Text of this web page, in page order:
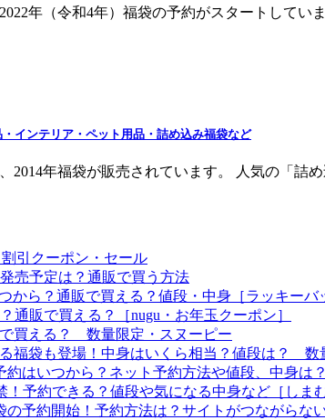
年（令和4年）福袋の予約がスタートして
インテリア・ペット用品・詰め込み福袋など
2014年福袋が販売されています。 人気の「詰
引クーポン・セール
売予定は？通販で買う方法
から？通販で買える？値段・中身［ラッキーバ
通販で買える？［nugu・お年玉クーポン］
で買える？ 数量限定・スヌーピー
福袋も登場！中身はいくら相当？値段は？ 数
約はいつから？ネット予約方法や値段、中身は？
！予約できる？値段や気になる中身など［しま
の予約開始！予約方法は？サイトがつながらな